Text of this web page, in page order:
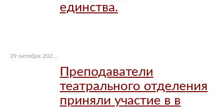
единства.
Преподаватели
театрального отделения
приняли участие в в